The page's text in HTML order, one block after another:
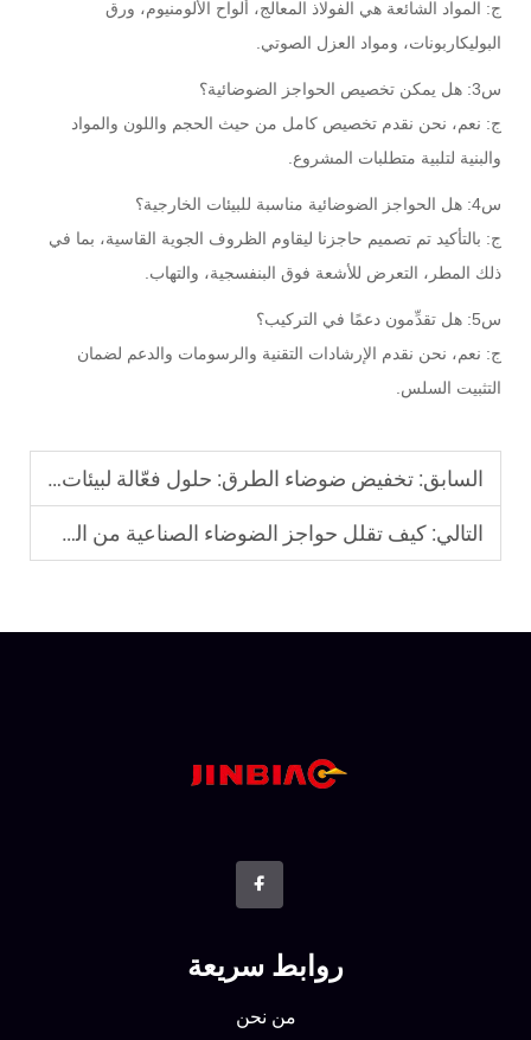
ج: المواد الشائعة هي الفولاذ المعالج، ألواح الألومنيوم، ورق
البوليكاربونات، ومواد العزل الصوتي.
ج: نعم، نحن نقدم تخصيص كامل من حيث الحجم واللون والمواد
والبنية لتلبية متطلبات المشروع.
ج: بالتأكيد تم تصميم حاجزنا ليقاوم الظروف الجوية القاسية، بما في
ذلك المطر، التعرض للأشعة فوق البنفسجية، والتهاب.
ج: نعم، نحن نقدم الإرشادات التقنية والرسومات والدعم لضمان
التثبيت السلس.
السابق:تخفيض ضوضاء الطرق: حلول فعّالة لبيئات أكثر هدوءًا وسلامةً
التالي:كيف تقلل حواجز الضوضاء الصناعية من الضوضاء؟
روابط سريعة
من نحن